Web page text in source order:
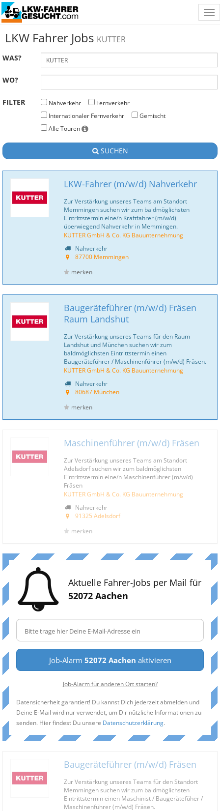
LKW Fahrer Jobs KUTTER
WAS?
WO?
FILTER Nahverkehr
Fernverkehr
Internationaler Fernverkehr
Gemischt
Alle Touren
SUCHEN
LKW-Fahrer (m/w/d) Nahverkehr
Zur Verstärkung unseres Teams am Standort
Memmingen suchen wir zum baldmöglichsten
Eintrittstermin eine/n Kraftfahrer (m/w/d)
überwiegend Nahverkehr in Memmingen.
KUTTER GmbH & Co. KG Bauunternehmung
Nahverkehr
87700 Memmingen
merken
Baugeräteführer (m/w/d) Fräsen
Raum Landshut
Zur Verstärkung unseres Teams für den Raum
Landshut und München suchen wir zum
baldmöglichsten Eintrittstermin einen
Baugeräteführer / Maschinenführer (m/w/d) Fräsen.
KUTTER GmbH & Co. KG Bauunternehmung
Nahverkehr
80687 München
merken
Maschinenführer (m/w/d) Fräsen
Zur Verstärkung unseres Teams am Standort
Adelsdorf suchen wir zum baldmöglichsten
Eintrittstermin eine/n Maschinenführer (m/w/d)
Fräsen
KUTTER GmbH & Co. KG Bauunternehmung
Nahverkehr
91325 Adelsdorf
merken
Aktuelle Fahrer-Jobs per Mail für
52072 Aachen
Job-Alarm 52072 Aachen aktivieren
Job-Alarm für anderen Ort starten?
Datensicherheit garantiert! Du kannst Dich jederzeit abmelden und
Deine E-Mail wird nur verwendet, um Dir nützliche Informationen zu
senden. Hier findest Du unsere Datenschutzerklärung.
Baugeräteführer (m/w/d) Fräsen
Zur Verstärkung unseres Teams für den Standort
Memmingen suchen wir zum baldmöglichsten
Eintrittstermin einen Maschinist / Baugerätefüher /
Maschinenführer (m/w/d) Fräsen.